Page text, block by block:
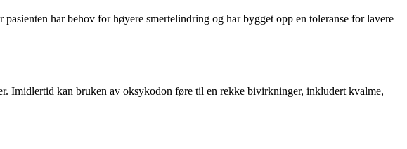
har behov for høyere smertelindring og har bygget opp en toleranse for lavere
Imidlertid kan bruken av oksykodon føre til en rekke bivirkninger, inkludert kvalme,